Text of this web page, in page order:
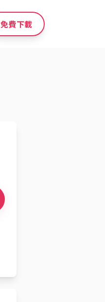
免費下載